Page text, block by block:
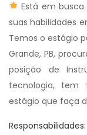
Está em
suas habilidades
Temos o estágio
Grande, PB,
posição de
tecnologia, tem
estágio que faça
Responsabilidades: